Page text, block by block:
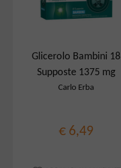
Glicerolo Bambini 18
Supposte 1375 mg
Carlo Erba
€ 6,49